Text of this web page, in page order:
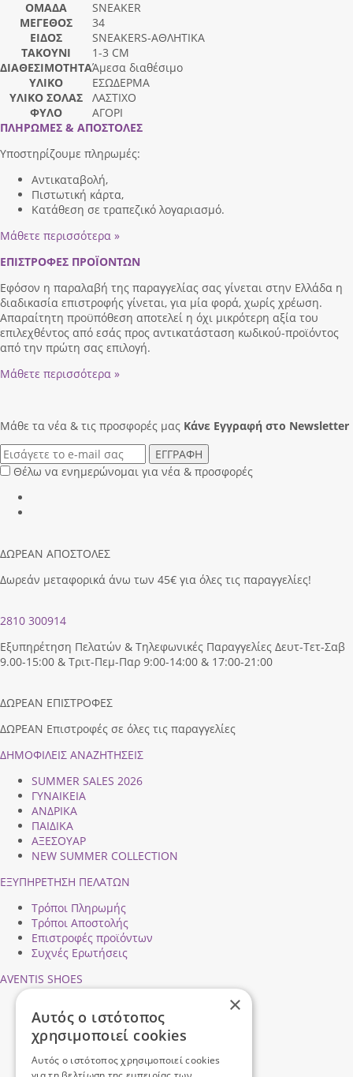
ΟΜΑΔΑ
SNEAKER
ΜΕΓΕΘΟΣ
34
ΕΙΔΟΣ
SNEAKERS-ΑΘΛΗΤΙΚΑ
ΤΑΚΟΥΝΙ
1-3 CM
ΔΙΑΘΕΣΙΜΟΤΗΤΑΆμεσα διαθέσιμο
ΥΛΙΚΟ
ΕΣΩΔΕΡΜΑ
ΥΛΙΚΟ ΣΟΛΑΣ
ΛΑΣΤΙΧΟ
ΦΥΛΟ
ΑΓΟΡΙ
ΠΛΗΡΩΜΕΣ & ΑΠΟΣΤΟΛΕΣ
Υποστηρίζουμε πληρωμές:
Αντικαταβολή,
Πιστωτική κάρτα,
Κατάθεση σε τραπεζικό λογαριασμό.
Μάθετε περισσότερα »
ΕΠΙΣΤΡΟΦΕΣ ΠΡΟΪΟΝΤΩΝ
Εφόσον η παραλαβή της παραγγελίας σας γίνεται στην Ελλάδα η
διαδικασία επιστροφής γίνεται, για μία φορά, χωρίς χρέωση.
Απαραίτητη προϋπόθεση αποτελεί η όχι μικρότερη αξία του
επιλεχθέντος από εσάς προς αντικατάσταση κωδικού-προϊόντος
από την πρώτη σας επιλογή.
Μάθετε περισσότερα »
Μάθε τα νέα & τις προσφορές μας Κάνε Eγγραφή στο Newsletter
ΕΓΓΡΑΦΗ
Θέλω να ενημερώνομαι για νέα & προσφορές
ΔΩΡΕΑΝ ΑΠΟΣΤΟΛΕΣ
Δωρεάν μεταφορικά άνω των 45€ για όλες τις παραγγελίες!
2810 300914
Εξυπηρέτηση Πελατών & Τηλεφωνικές Παραγγελίες Δευτ-Τετ-Σαβ
9.00-15:00 & Τριτ-Πεμ-Παρ 9:00-14:00 & 17:00-21:00
ΔΩΡΕΑΝ ΕΠΙΣΤΡΟΦΕΣ
ΔΩΡΕΑΝ Επιστροφές σε όλες τις παραγγελίες
ΔΗΜΟΦΙΛEIΣ ΑΝΑΖΗΤΗΣΕΙΣ
SUMMER SALES 2026
ΓΥΝΑΙΚΕΙΑ
ΑΝΔΡΙΚΑ
ΠΑΙΔΙΚΑ
ΑΞΕΣΟΥΑΡ
NEW SUMMER COLLECTION
ΕΞΥΠΗΡΕΤΗΣΗ ΠΕΛΑΤΩΝ
Τρόποι Πληρωμής
Τρόποι Αποστολής
Επιστροφές προϊόντων
Συχνές Ερωτήσεις
AVENTIS SHOES
Ασφάλεια Συναλλαγών
Προσωπικά Δεδομένα
Όροι Χρήσης
×
Αυτός ο ιστότοπος
χρησιμοποιεί cookies
Αυτός ο ιστότοπος χρησιμοποιεί cookies